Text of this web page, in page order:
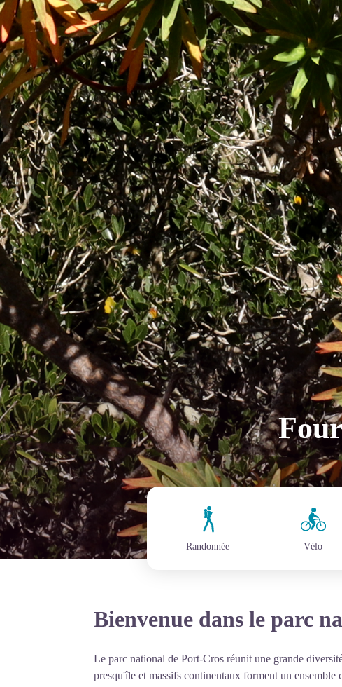
Randonnée Vélo
Bienvenue dans le parc
Le parc national de Port-Cros réunit une grande
presqu'île et massifs continentaux forment un